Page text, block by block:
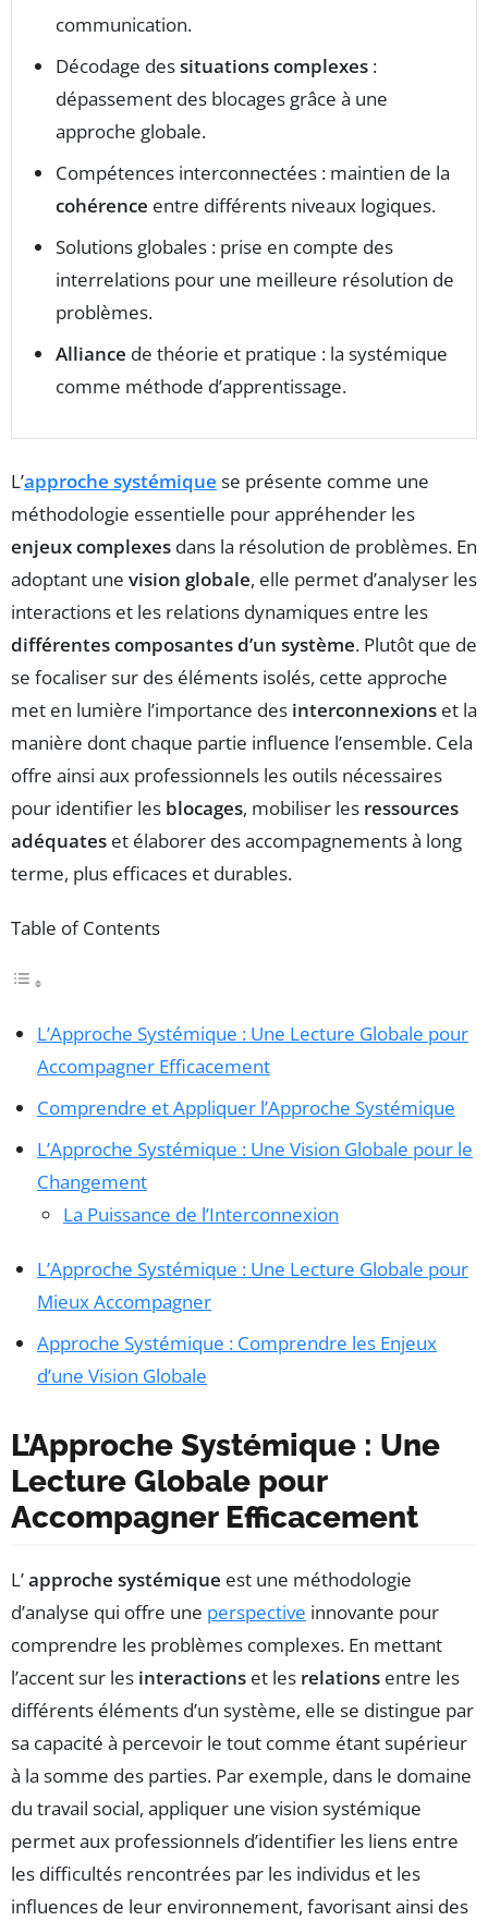
communication.
Décodage dessituations complexes :
dépassement des blocages grâce à une
approche globale.
Compétences interconnectées : maintien de la
cohérence entre différents niveaux logiques.
Solutions globales : prise en compte des
interrelations pour une meilleure résolution de
problèmes.
Alliance de théorie et pratique : la systémique
comme méthode d’apprentissage.
L’approche systémique se présente comme une
méthodologie essentielle pour appréhender les
enjeux complexes dans la résolution de problèmes. En
adoptant une vision globale, elle permet d’analyser les
interactions et les relations dynamiques entre les
différentes composantes d’un système. Plutôt que de
se focaliser sur des éléments isolés, cette approche
met en lumière l’importance des interconnexions et la
manière dont chaque partie influence l’ensemble. Cela
offre ainsi aux professionnels les outils nécessaires
pour identifier les blocages, mobiliser les ressources
adéquates et élaborer des accompagnements à long
terme, plus efficaces et durables.
Table of Contents
L’Approche Systémique : Une Lecture Globale pour
Accompagner Efficacement
Comprendre et Appliquer l’Approche Systémique
L’Approche Systémique : Une Vision Globale pour le
Changement
La Puissance de l’Interconnexion
L’Approche Systémique : Une Lecture Globale pour
Mieux Accompagner
Approche Systémique : Comprendre les Enjeux
d’une Vision Globale
L’Approche Systémique : Une
Lecture Globale pour
Accompagner Efficacement
L’approche systémique est une méthodologie
d’analyse qui offre une perspective innovante pour
comprendre les problèmes complexes. En mettant
l’accent sur les interactions et les relations entre les
différents éléments d’un système, elle se distingue par
sa capacité à percevoir le tout comme étant supérieur
à la somme des parties. Par exemple, dans le domaine
du travail social, appliquer une vision systémique
permet aux professionnels d’identifier les liens entre
les difficultés rencontrées par les individus et les
influences de leur environnement, favorisant ainsi des